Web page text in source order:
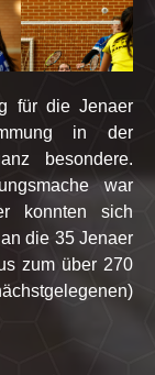
für die Jenaer
in der
besondere.
war
konnten sich
die 35 Jenaer
zum über 270